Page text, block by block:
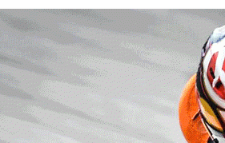
Varios Movilidad